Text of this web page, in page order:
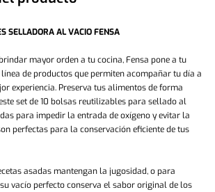
SELLADORA AL VACIO FENSA
mayor orden a tu cocina, Fensa pone a tu
de productos que permiten acompañar tu día a
experiencia. Preserva tus alimentos de forma
set de 10 bolsas reutilizables para sellado al
para impedir la entrada de oxígeno y evitar la
perfectas para la conservación eficiente de tus
asadas mantengan la jugosidad, o para
vacío perfecto conserva el sabor original de los